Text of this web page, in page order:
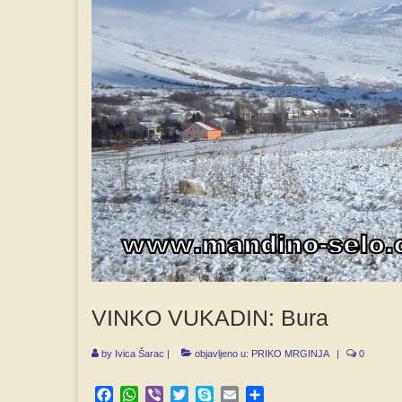
VINKO VUKADIN: Bura
by Ivica Šarac | objavljeno u: PRIKO MRGINJA | 0
Facebook
WhatsApp
Viber TwitterSkypeEmail